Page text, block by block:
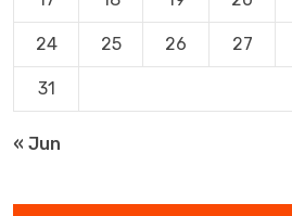
24 25 26 27
31
« Jun